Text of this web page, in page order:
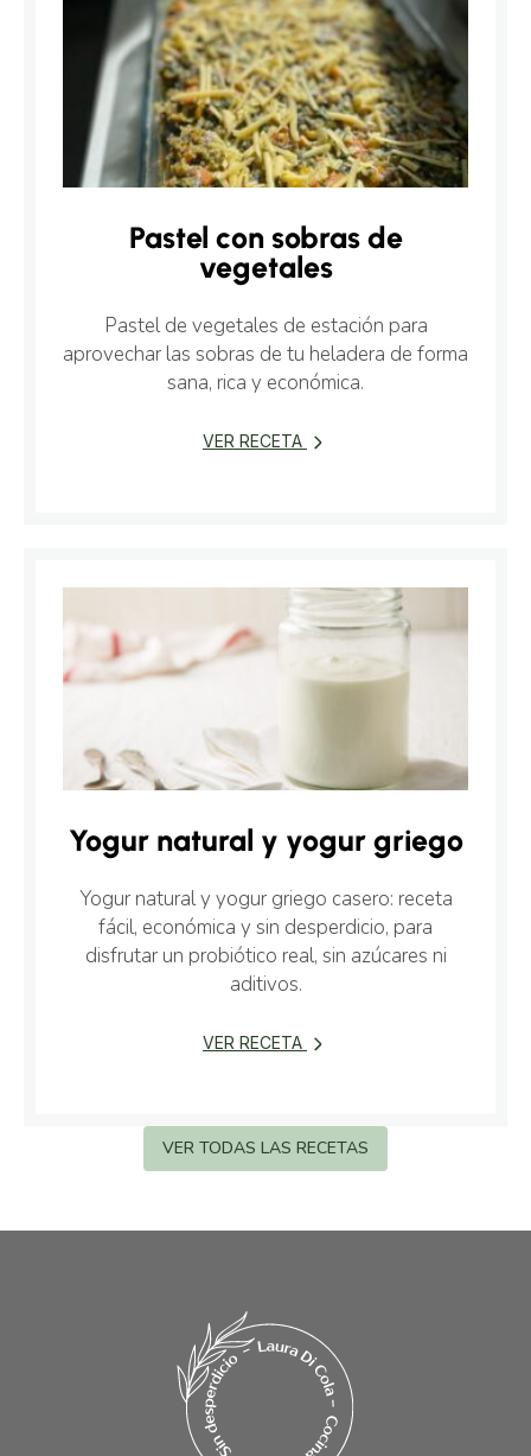
Pastel con sobras de
vegetales
Pastel de vegetales de estación para
aprovechar las sobras de tu heladera de forma
sana, rica y económica.
VER RECETA
Yogur natural y yogur griego
Yogur natural y yogur griego casero: receta
fácil, económica y sin desperdicio, para
disfrutar un probiótico real, sin azúcares ni
aditivos.
VER RECETA
VER TODAS LAS RECETAS